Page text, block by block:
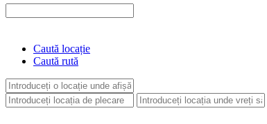
Caută locație
Caută rută